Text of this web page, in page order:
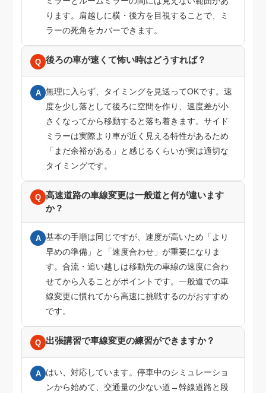
ります。肩越しに横・後方を目視することで、ミ
ラーの死角をカバーできます。
Q 後ろの車が速くて怖い時はどうすれば？
A 無理に入らず、タイミングを見送ってOKです。速
度を少し落として後ろに空間を作り、速度差が小
さくなってから移動すると落ち着きます。サイド
ミラーは実際より車が近く見える特性があるため
「まだ余裕がある」と感じるくらいが実は適切な
タイミングです。
Q 高速道路の車線変更は一般道と何が違います
か？
A 基本の手順は同じですが、速度が高いため「より
早めの準備」と「速度合わせ」が重要になりま
す。合流・追い越しは移動先の車線の速度に合わ
せてから入ることがポイントです。一般道での車
線変更に慣れてから高速に挑戦するのがおすすめ
です。
Q 出張講習で車線変更の練習ができますか？
A
はい、対応しています。停車中のシミュレーショ
ンから始めて、交通量の少ない道→幹線道路と段